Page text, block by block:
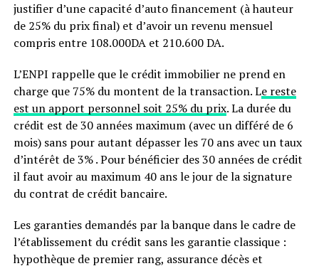
justifier d’une capacité d’auto financement (à hauteur
de 25% du prix final) et d’avoir un revenu mensuel
compris entre 108.000DA et 210.600 DA.
L’ENPI rappelle que le crédit immobilier ne prend en
charge que 75% du montent de la transaction. Le reste
est un apport personnel soit 25% du prix. La durée du
crédit est de 30 années maximum (avec un différé de 6
mois) sans pour autant dépasser les 70 ans avec un taux
d’intérêt de 3% . Pour bénéficier des 30 années de crédit
il faut avoir au maximum 40 ans le jour de la signature
du contrat de crédit bancaire.
Les garanties demandés par la banque dans le cadre de
l’établissement du crédit sans les garantie classique :
hypothèque de premier rang, assurance décès et